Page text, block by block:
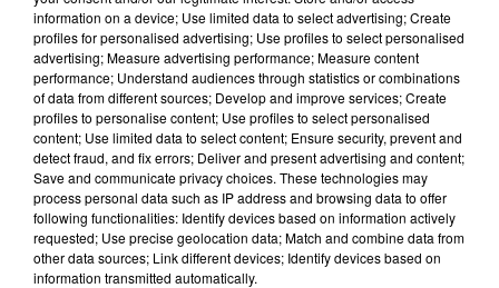
Publié : 5 mars 2019 à 9h57 par Christophe HUBERT
information on a device; Use limited data to select advertising; Create
profiles for personalised advertising; Use profiles to select personalised
advertising; Measure advertising performance; Measure content
performance; Understand audiences through statistics or combinations
of data from different sources; Develop and improve services; Create
profiles to personalise content; Use profiles to select personalised
content; Use limited data to select content; Ensure security, prevent and
detect fraud, and fix errors; Deliver and present advertising and content;
Save and communicate privacy choices. These technologies may
process personal data such as IP address and browsing data to offer
following functionalities: Identify devices based on information actively
requested; Use precise geolocation data; Match and combine data from
other data sources; Link different devices; Identify devices based on
information transmitted automatically.